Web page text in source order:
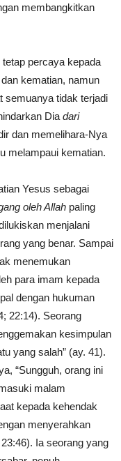
membangkitkan
percaya kepada
kematian, namun
semuanya tidak terjadi
Dia dari
dan memelihara-Nya
melampaui kematian.
Yesus sebagai
oleh Allah paling
menjalani
yang benar. Sampai
menemukan
para imam kepada
dengan hukuman
22:14). Seorang
kesimpulan
yang salah” (ay. 41).
“Sungguh, orang ini
malam
kepada kehendak
menyerahkan
Ia seorang yang